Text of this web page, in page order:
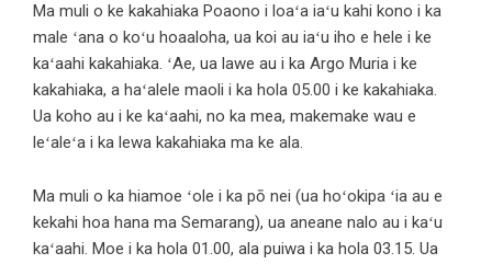
Ma muli o ke kakahiaka Poaono i loaʻa iaʻu kahi kono i ka
male ʻana o koʻu hoaaloha, ua koi au iaʻu iho e hele i ke
kaʻaahi kakahiaka. ʻAe, ua lawe au i ka Argo Muria i ke
kakahiaka, a haʻalele maoli i ka hola 05.00 i ke kakahiaka.
Ua koho au i ke kaʻaahi, no ka mea, makemake wau e
leʻaleʻa i ka lewa kakahiaka ma ke ala.
Ma muli o ka hiamoe ʻole i ka pō nei (ua hoʻokipa ʻia au e
kekahi hoa hana ma Semarang), ua aneane nalo au i kaʻu
kaʻaahi. Moe i ka hola 01.00, ala puiwa i ka hola 03.15. Ua